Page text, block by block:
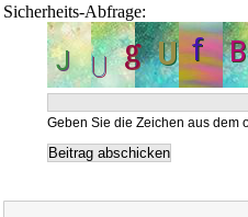
Sicherheits-Abfrage:
Geben Sie die Zeichen aus dem